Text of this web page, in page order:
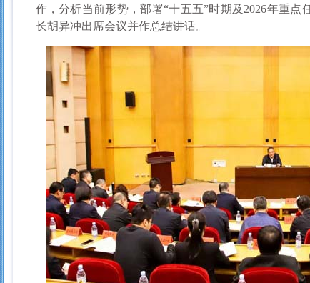
作，分析当前形势，部署“十五五”时期及2026年重
长胡异冲出席会议并作总结讲话。